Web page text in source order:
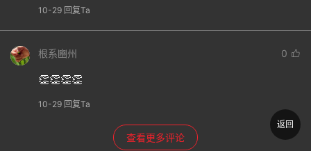
10-29 回复Ta
根系豳州 0
👏👏👏👏
10-29 回复Ta
查看更多评论
返回